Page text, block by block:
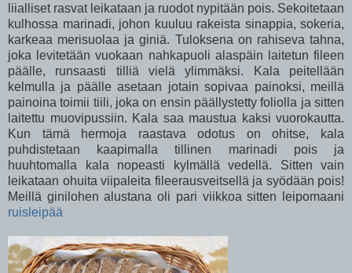
liialliset rasvat leikataan ja ruodot nypitään pois. Sekoitetaan
kulhossa marinadi, johon kuuluu rakeista sinappia, sokeria,
karkeaa merisuolaa ja giniä. Tuloksena on rahiseva tahna,
joka levitetään vuokaan nahkapuoli alaspäin laitetun fileen
päälle, runsaasti tilliä vielä ylimmäksi. Kala peitellään
kelmulla ja päälle asetaan jotain sopivaa painoksi, meillä
painoina toimii tiili, joka on ensin päällystetty foliolla ja sitten
laitettu muovipussiin. Kala saa maustua kaksi vuorokautta.
Kun tämä hermoja raastava odotus on ohitse, kala
puhdistetaan kaapimalla tillinen marinadi pois ja
huuhtomalla kala nopeasti kylmällä vedellä. Sitten vain
leikataan ohuita viipaleita fileerausveitsellä ja syödään pois!
Meillä ginilohen alustana oli pari viikkoa sitten leipomaani
ruisleipää